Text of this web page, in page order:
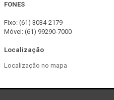
FONES
Fixo: (61) 3034-2179
Móvel: (61) 99290-7000
Localização
Localização no mapa